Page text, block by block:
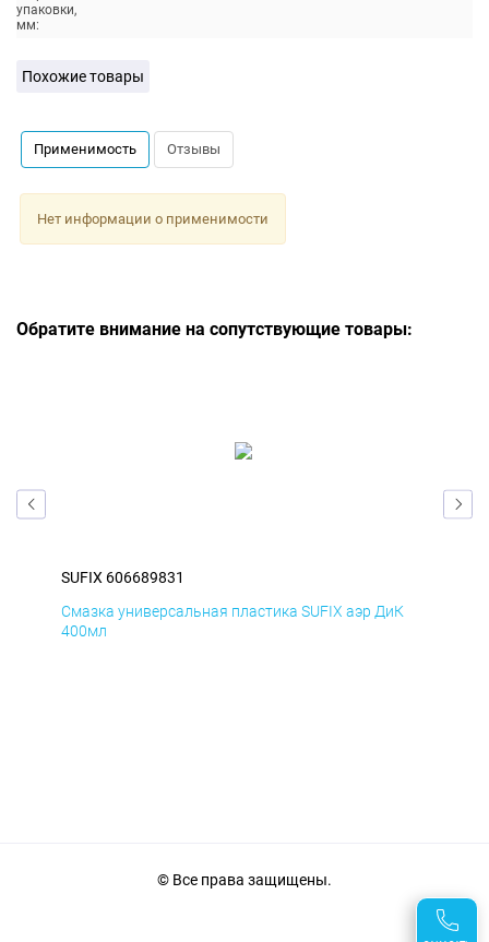
упаковки,
мм:
Похожие товары
Применимость Отзывы
Нет информации о применимости
Обратите внимание на сопутствующие товары:
SUFIX 606689831
Смазка универсальная пластика SUFIX аэр ДиК
400мл
© Все права защищены.